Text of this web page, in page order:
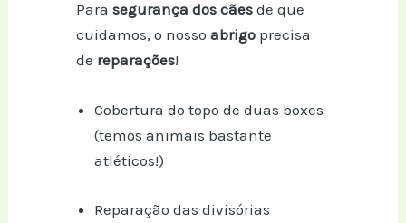
Parasegurança dos cãesde que
cuidamos, o nossoabrigo precisa
de reparações!
Cobertura do topo de duas boxes
(temos animais bastante
atléticos!)
Reparação das divisórias